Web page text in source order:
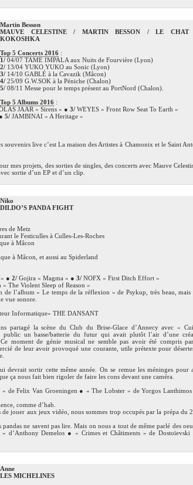
Martin Besson
MAUVE CELESTINE / MARTIN BESSON / LE CHAT
KOKOSHKA
Top 5 Concerts 2016 :
1/ 04/07 TAME IMPALA aux Nuits de Fourvière (Lyon)
2/ 13/04 YUKO YUKO au Sonic (Lyon)
3/ 14/10 GABLÉ à la Cavazik (Mâcon)
4/ 25/09 G.W.SOK à la Péniche (Chalon)
5/ 08/11 Messe pour le temps présent au PortNord (Chalon).
Top 5 Albums 2016 :
JAAR « Sirens » ● 3/ WEYES « Front Row Seat To Earth »
5/ JAMBINAI « A Heritage »
souvenirs live c’est La maison des Artistes à Chamonix et le Saint
mes projets, des sorties de singles, des concerts avec Mauve
sortie d’un EP et d’un clip.
Niko
DILDO’S PANDA FIGHT
de Metz
le Festiculles à Culles-Les-Roches
à Mâcon
à Mâcon, et aussi au Spiderland
● 2/ Gojira « Magma » ● 3/ NOFX « First Ditch Effort »
« The Violent Sleep of Reason »
de l’album « Le temps de la réflexion » de Psykup, très beau, mais
vue sonore.
Informatique» THE DANSANT
partagé la scène du Club du Brise-Glace d’Annecy avec «
un basse/batterie du futur qui avait plutôt l’air d’une
moment de génie musical ne semble pas avoir été compris
de leur avoir provoqué une courante, utile prétexte pour
devrait sortir cette même année. On se remue les méninges pour
ça nous fait bien rigoler de faire les cons devant une caméra.
» de Felix Van Groeningen ● « The Lobster » de Yorgos
comme d’hab.
de jouer aux jeux vidéo, nous sommes trop occupés par la prépa du
pandas ne savent pas lire. Mais on nous a tout de même parlé des
» d’Anthony Demelos ● « Crimes et Châtiments » de
Anne
LES MICHELINES